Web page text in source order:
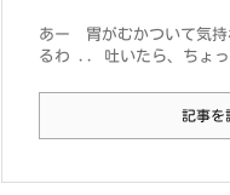
あー 胃がむかついて気持
るわ .. 吐いたら、ちょ
記事を